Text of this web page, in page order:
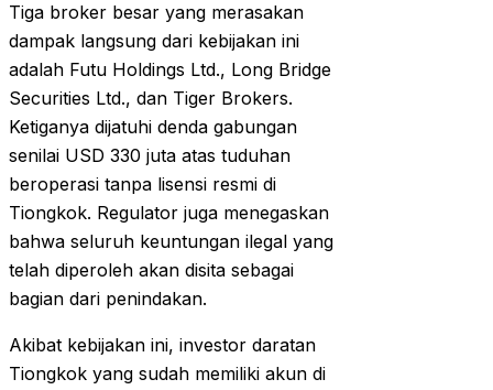
Tiga broker besar yang merasakan
dampak langsung dari kebijakan ini
adalah Futu Holdings Ltd., Long Bridge
Securities Ltd., dan Tiger Brokers.
Ketiganya dijatuhi denda gabungan
senilai USD 330 juta atas tuduhan
beroperasi tanpa lisensi resmi di
Tiongkok. Regulator juga menegaskan
bahwa seluruh keuntungan ilegal yang
telah diperoleh akan disita sebagai
bagian dari penindakan.
Akibat kebijakan ini, investor daratan
Tiongkok yang sudah memiliki akun di